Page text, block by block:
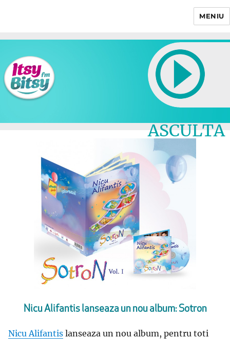
MENIU
ASCULTA
LIVE
Nicu Alifantis lanseaza un nou album: Sotron
Nicu Alifantis lanseaza un nou album, pentru toti